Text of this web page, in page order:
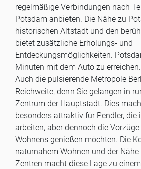
regelmäßige Verbindungen nach
Potsdam anbieten. Die Nähe zu
historischen Altstadt und den
bietet zusätzliche Erholungs- und
Entdeckungsmöglichkeiten.
Minuten mit dem Auto zu erreichen.
Auch die pulsierende Metropole
Reichweite, denn Sie gelangen in
Zentrum der Hauptstadt. Dies
besonders attraktiv für Pendler, die
arbeiten, aber dennoch die
Wohnens genießen möchten. Die
naturnahem Wohnen und der
Zentren macht diese Lage zu